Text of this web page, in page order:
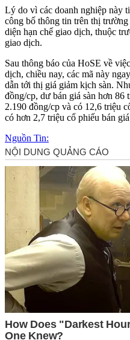
Lý do vì các doanh nghiệp này
công bố thông tin trên thị
diện hạn chế giao dịch, thuộc
giao dịch.
Sau thông báo của HoSE về
dịch, chiều nay, các mã này
dẫn tới thị giá giảm kịch sàn.
đồng/cp, dư bán giá sàn hơn
2.190 đồng/cp và có 12,6 triệu
có hơn 2,7 triệu cổ phiếu bán
Nguồn Tin: